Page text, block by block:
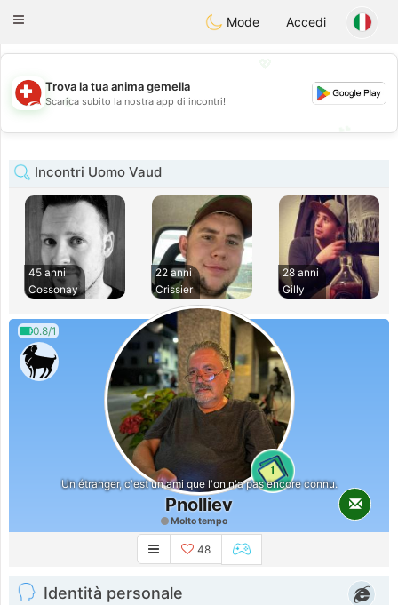
Suissi
Toggle
Mode Accedi
💖
💕
Trova la tua anima gemella
Scarica subito la nostra app di incontri!
Incontri Uomo Vaud
45 anni
Cossonay
22 anni
Crissier
28 anni
Gilly
0.8/1
1
Un étranger, c'est un ami que l'on n'a pas encore connu.
Pnolliev
Molto tempo
48
Identità personale